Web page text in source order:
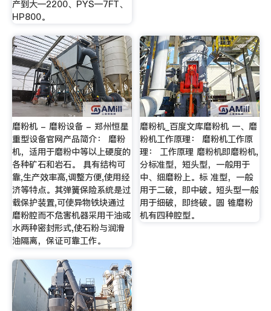
产到大—2200、PYS—7FT、
HP800。
磨粉机 - 磨粉设备 - 郑州恒星
重型设备官网产品简介： 磨粉
机，适用于磨粉中等以上硬度的
各种矿石和岩石。 具有结构可
靠,生产效率高,调整方便,使用经
济等特点。其弹簧保险系统是过
载保护装置,可使异物铁块通过
磨粉腔而不危害机器采用干油或
水两种密封形式,使石粉与润滑
油隔离，保证可靠工作。
磨粉机_百度文库磨粉机 一、磨
粉机工作原理： 磨粉机工作原
理： 工作原理 磨粉机即磨粉机,
分标准型，短头型，一般用于
中、细磨粉上。标 准型，一般
用于二破，即中破。短头型一般
用于细破，即终破。圆 锥磨粉
机有四种腔型。